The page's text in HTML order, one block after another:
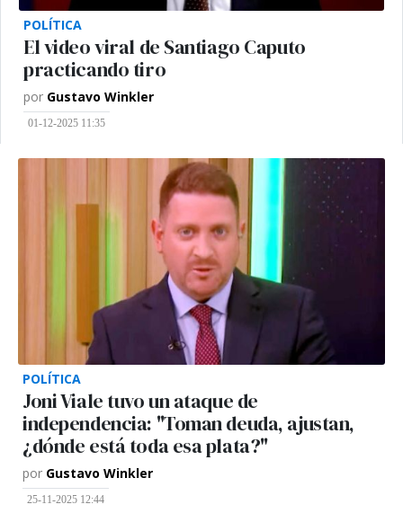
POLÍTICA
El video viral de Santiago Caputo
practicando tiro
por Gustavo Winkler
01-12-2025 11:35
POLÍTICA
Joni Viale tuvo un ataque de
independencia: "Toman deuda, ajustan,
¿dónde está toda esa plata?"
por Gustavo Winkler
25-11-2025 12:44